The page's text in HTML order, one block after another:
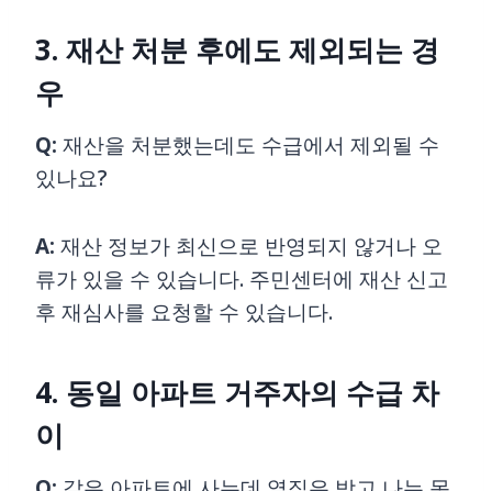
3. 재산 처분 후에도 제외되는 경
우
Q:재산을 처분했는데도 수급에서 제외될 수
있나요?
A:재산 정보가 최신으로 반영되지 않거나 오
류가 있을 수 있습니다. 주민센터에 재산 신고
후 재심사를 요청할 수 있습니다.
4. 동일 아파트 거주자의 수급 차
이